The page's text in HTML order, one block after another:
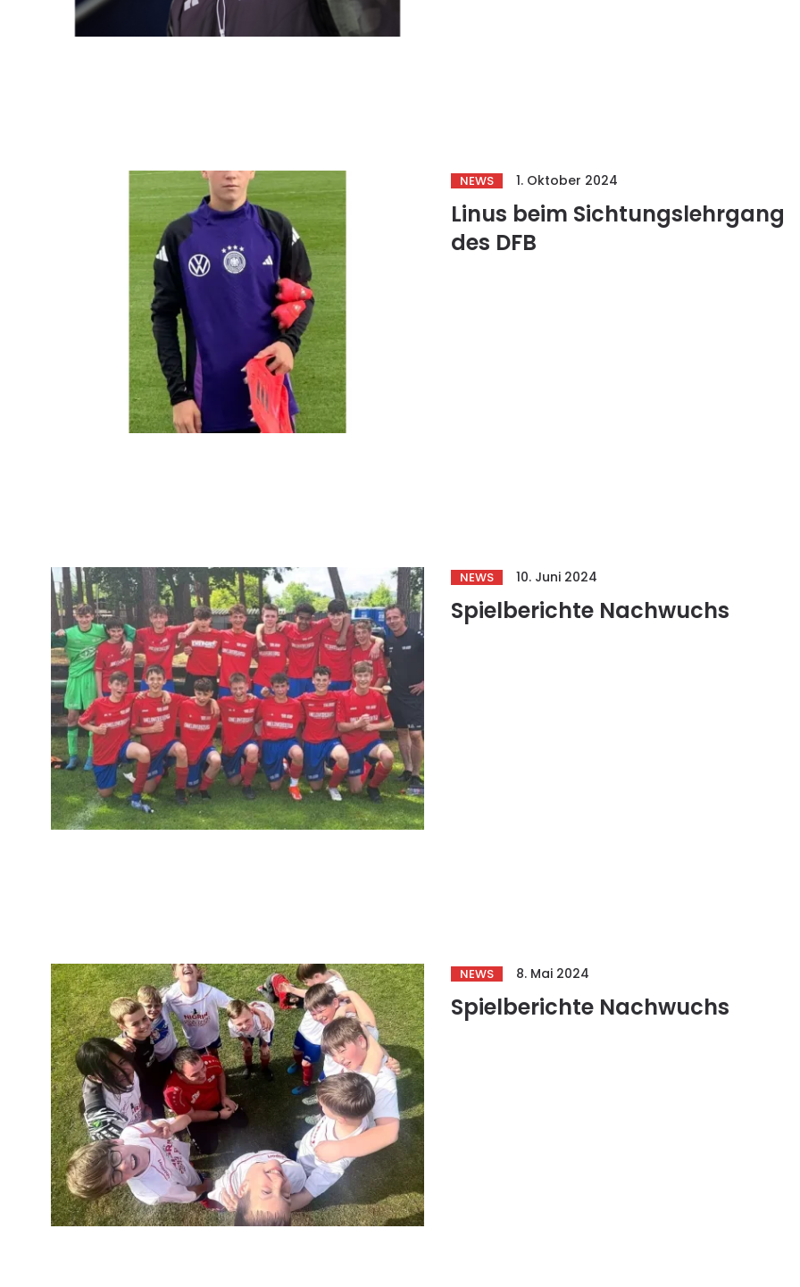
NEWS 1. Oktober 2024
Linus beim Sichtungslehrgang
des DFB
NEWS 10. Juni 2024
Spielberichte Nachwuchs
NEWS 8. Mai 2024
Spielberichte Nachwuchs